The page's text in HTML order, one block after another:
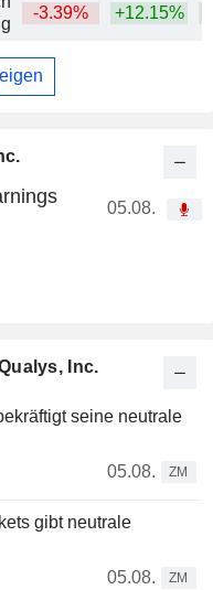
05.08.
Inc.
seine neutrale
05.08.
ZM
gibt neutrale
05.08.
ZM
-3.39% +12.15%